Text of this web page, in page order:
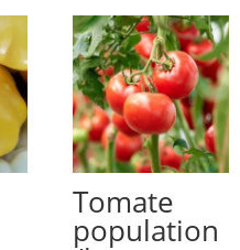
Tomate
population